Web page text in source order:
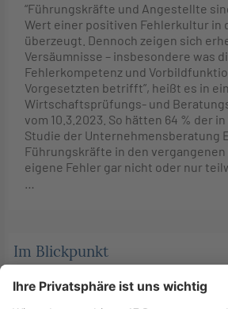
“Führungskräfte und Angestellte
Wert einer positiven Fehlerkultur in
überzeugt. Dennoch zeigen sich
Versäumnisse – insbesondere was
Fehlerkompetenz und
Vorgesetzten betrifft”, heißt es in
Wirtschaftsprüfungs- und
vom 10.3.2023. So hätten 64 % der
Studie der Unternehmensberatung
Führungskräfte in den
eigene Fehler gar nicht oder nur
Im Blickpunkt